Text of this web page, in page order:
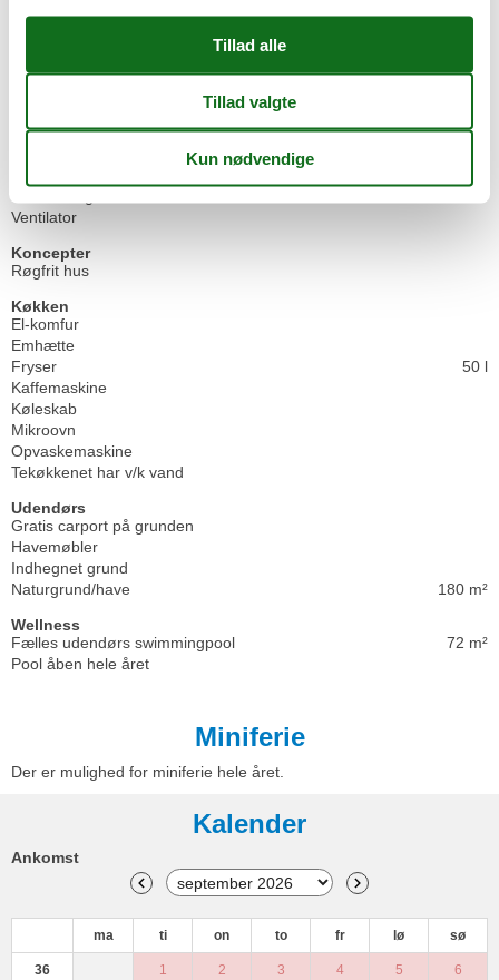
Afstand til alt. vand/badning
1,2 km
Golfbane
1,6 km
Ventilator
Koncepter
Røgfrit hus
Køkken
El-komfur
Emhætte
Fryser
50 l
Kaffemaskine
Køleskab
Mikroovn
Opvaskemaskine
Tekøkkenet har v/k vand
Udendørs
Gratis carport på grunden
Havemøbler
Indhegnet grund
Naturgrund/have
180 m²
Wellness
Fælles udendørs swimmingpool
72 m²
Pool åben hele året
Miniferie
Der er mulighed for miniferie hele året.
Kalender
Ankomst
ma ti on to fr lø sø
36 1 2 3 4 5 6